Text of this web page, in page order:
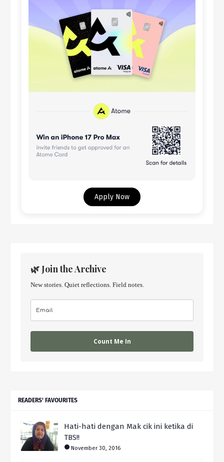
Apply Now
🌿 Join the Archive
New stories. Quiet reflections. Field notes.
Count Me In
READERS' FAVOURITES
Hati-hati dengan Mak cik ini ketika di
TBS!!
November 30, 2016